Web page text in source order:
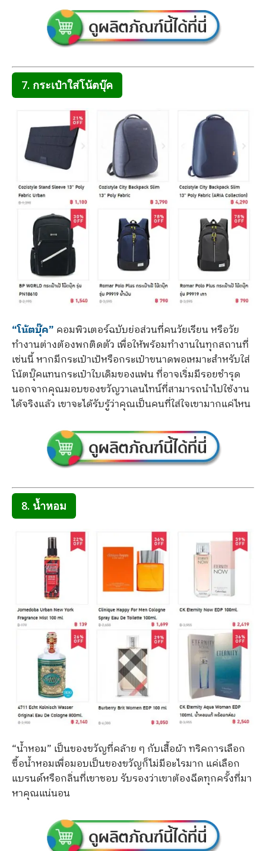
7. กระเป๋าใส่โน้ตบุ๊ค
“โน้ตบุ๊ค” คอมพิวเตอร์ฉบับย่อส่วนที่คนวัยเรียน หรือวัย
ทำงานต่างต้องพกติดตัว เพื่อให้พร้อมทำงานในทุกสถานที่
เช่นนี้ หากมีกระเป๋าเป้หรือกระเป๋าขนาดพอเหมาะสำหรับใส่
โน้ตบุ๊คแทนกระเป๋าใบเดิมของแฟน ที่อาจเริ่มมีรอยชำรุด
นอกจากคุณมอบของขวัญวาเลนไทน์ที่สามารถนำไปใช้งาน
ได้จริงแล้ว เขาจะได้รับรู้ว่าคุณเป็นคนที่ใส่ใจเขามากแค่ไหน
8. น้ำหอม
“น้ำหอม” เป็นของขวัญที่คล้าย ๆ กับเสื้อผ้า ทริคการเลือก
ซื้อน้ำหอมเพื่อมอบเป็นของขวัญก็ไม่มีอะไรมาก แค่เลือก
แบรนด์หรือกลิ่นที่เขาชอบ รับรองว่าเขาต้องฉีดทุกครั้งที่มา
หาคุณแน่นอน